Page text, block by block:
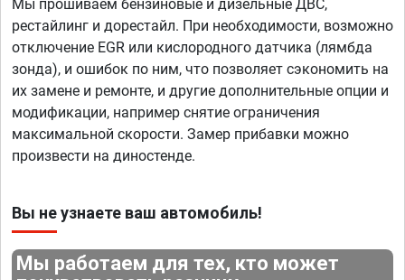
Мы прошиваем бензиновые и дизельные ДВС,
рестайлинг и дорестайл. При необходимости, возможно
отключение EGR или кислородного датчика (лямбда
зонда), и ошибок по ним, что позволяет сэкономить на
их замене и ремонте, и другие дополнительные опции и
модификации, например снятие ограничения
максимальной скорости. Замер прибавки можно
произвести на диностенде.
Вы не узнаете ваш автомобиль!
Мы работаем для тех, кто может